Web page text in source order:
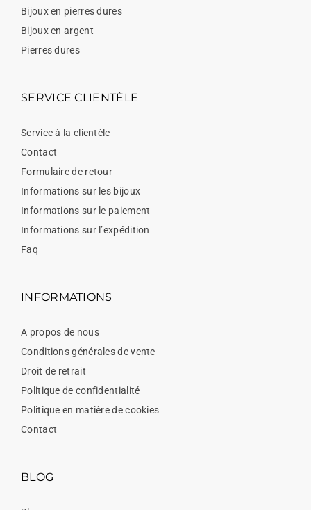
Bijoux en pierres dures
Bijoux en argent
Pierres dures
SERVICE CLIENTÈLE
Service à la clientèle
Contact
Formulaire de retour
Informations sur les bijoux
Informations sur le paiement
Informations sur l’expédition
Faq
INFORMATIONS
A propos de nous
Conditions générales de vente
Droit de retrait
Politique de confidentialité
Politique en matière de cookies
Contact
BLOG